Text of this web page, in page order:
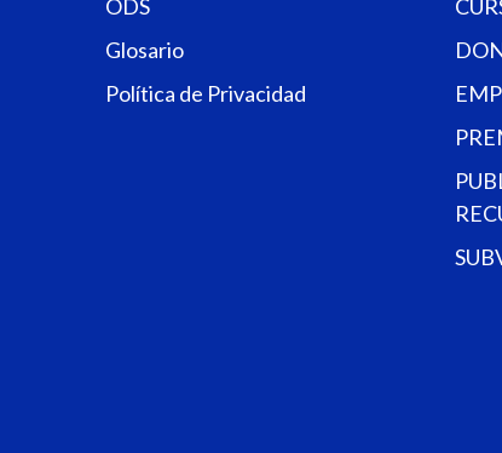
ODS
Glosario
Política de Privacidad